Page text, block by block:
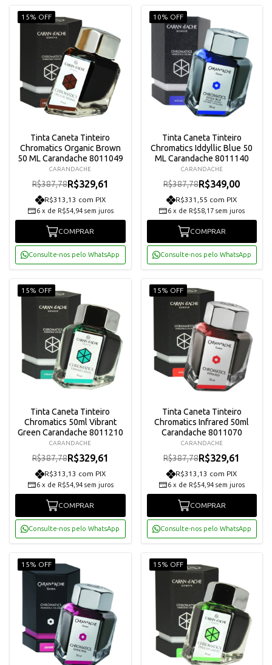
15% OFF
Tinta Caneta Tinteiro
Chromatics Organic Brown
50 ML Carandache 8011049
CARANDACHE
R$387,78R$329,61
R$313,13 com PIX
6 x de R$54,94 sem juros
COMPRAR
Consulte-nos pelo WhatsApp
10% OFF
Tinta Caneta Tinteiro
Chromatics Iddyllic Blue 50
ML Carandache 8011140
CARANDACHE
R$387,78R$349,00
R$331,55 com PIX
6 x de R$58,17 sem juros
COMPRAR
Consulte-nos pelo WhatsApp
15% OFF
Tinta Caneta Tinteiro
Chromatics 50ml Vibrant
Green Carandache 8011210
CARANDACHE
R$387,78R$329,61
R$313,13 com PIX
6 x de R$54,94 sem juros
COMPRAR
Consulte-nos pelo WhatsApp
15% OFF
Tinta Caneta Tinteiro
Chromatics Infrared 50ml
Carandache 8011070
CARANDACHE
R$387,78R$329,61
R$313,13 com PIX
6 x de R$54,94 sem juros
COMPRAR
Consulte-nos pelo WhatsApp
15% OFF 15% OFF